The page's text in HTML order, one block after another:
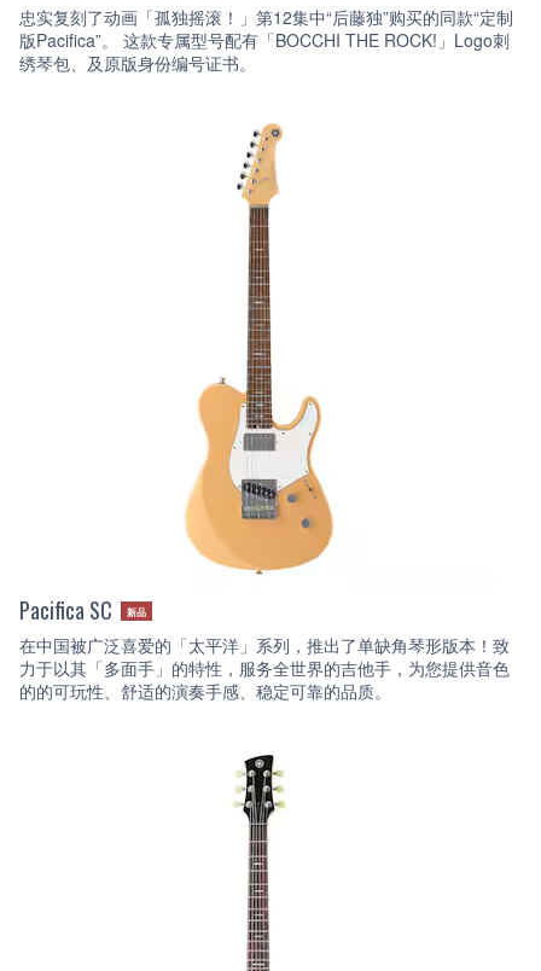
忠实复刻了动画「孤独摇滚！」第12集中“后藤独”购买的同款“定制
版Pacifica”。 这款专属型号配有「BOCCHI THE ROCK!」Logo刺
绣琴包、及原版身份编号证书。
Pacifica SC 新品
在中国被广泛喜爱的「太平洋」系列，推出了单缺角琴形版本！致
力于以其「多面手」的特性，服务全世界的吉他手，为您提供音色
的的可玩性、舒适的演奏手感、稳定可靠的品质。